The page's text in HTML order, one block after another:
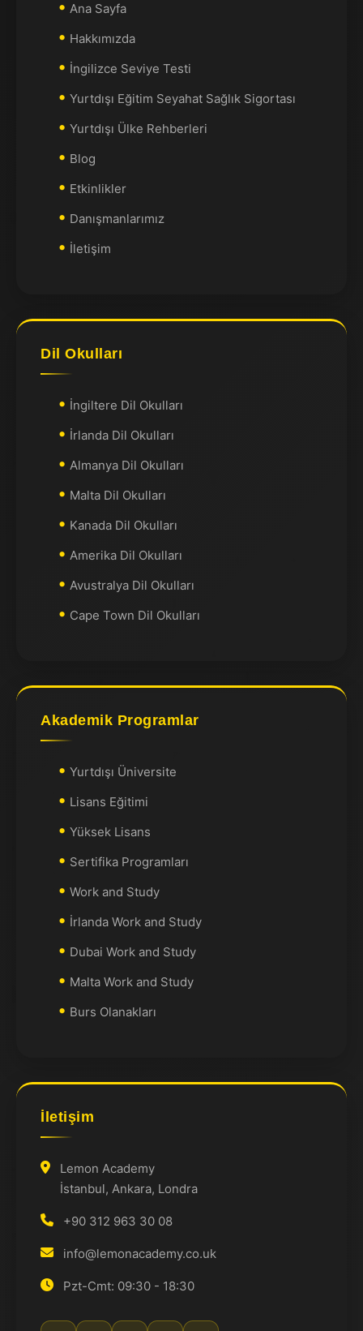
Ana Sayfa
Hakkımızda
İngilizce Seviye Testi
Yurtdışı Eğitim Seyahat Sağlık Sigortası
Yurtdışı Ülke Rehberleri
Blog
Etkinlikler
Danışmanlarımız
İletişim
Dil Okulları
İngiltere Dil Okulları
İrlanda Dil Okulları
Almanya Dil Okulları
Malta Dil Okulları
Kanada Dil Okulları
Amerika Dil Okulları
Avustralya Dil Okulları
Cape Town Dil Okulları
Akademik Programlar
Yurtdışı Üniversite
Lisans Eğitimi
Yüksek Lisans
Sertifika Programları
Work and Study
İrlanda Work and Study
Dubai Work and Study
Malta Work and Study
Burs Olanakları
İletişim
Lemon Academy
İstanbul, Ankara, Londra
+90 312 963 30 08
info@lemonacademy.co.uk
Pzt-Cmt: 09:30 - 18:30